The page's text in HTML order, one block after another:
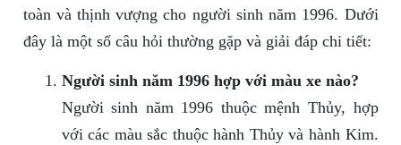
toàn và thịnh vượng cho người sinh năm 1996. Dưới
đây là một số câu hỏi thường gặp và giải đáp chi tiết:
Người sinh năm 1996 hợp với màu xe nào?
Người sinh năm 1996 thuộc mệnh Thủy, hợp
với các màu sắc thuộc hành Thủy và hành Kim.